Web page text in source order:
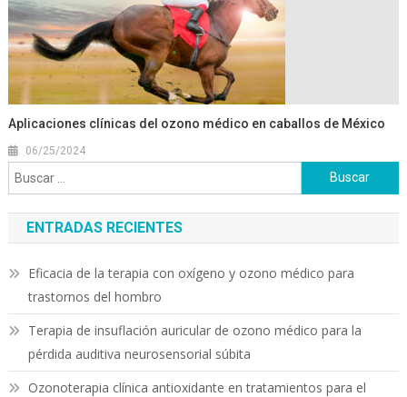
Aplicaciones clínicas del ozono médico en caballos de México
06/25/2024
Buscar:
ENTRADAS RECIENTES
Eficacia de la terapia con oxígeno y ozono médico para
trastornos del hombro
Terapia de insuflación auricular de ozono médico para la
pérdida auditiva neurosensorial súbita
Ozonoterapia clínica antioxidante en tratamientos para el